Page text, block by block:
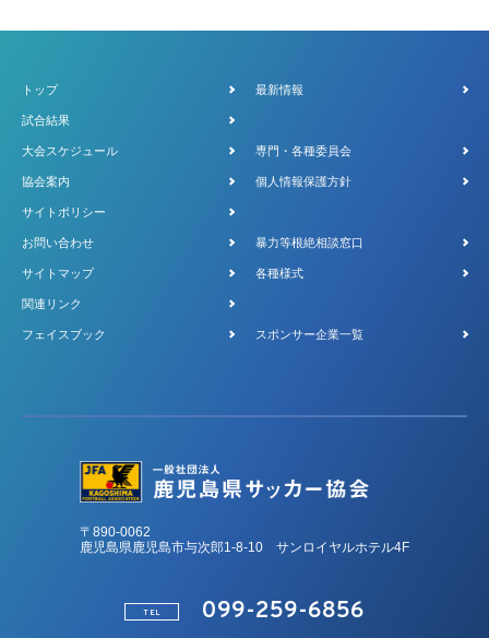
トップ 最新情報
試合結果
大会スケジュール 専門・各種委員会
協会案内 個人情報保護方針
サイトポリシー
お問い合わせ 暴力等根絶相談窓口
サイトマップ 各種様式
関連リンク
フェイスブック スポンサー企業一覧
〒890-0062
鹿児島県鹿児島市与次郎1-8-10 サンロイヤルホテル4F
TEL 099-259-6856